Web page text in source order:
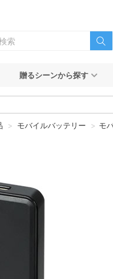
贈るシーンから探す
モバイルバッテリー モ